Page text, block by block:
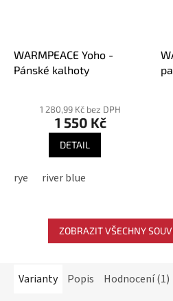
WARMPEACE Yoho -
Pánské kalhoty
hodnocení
produktu
5
1 280,99 Kč bez DPH
1 550 Kč
DETAIL
rye river blue
ZOBRAZIT VŠECHNY
Varianty Popis Hodnocení (1)